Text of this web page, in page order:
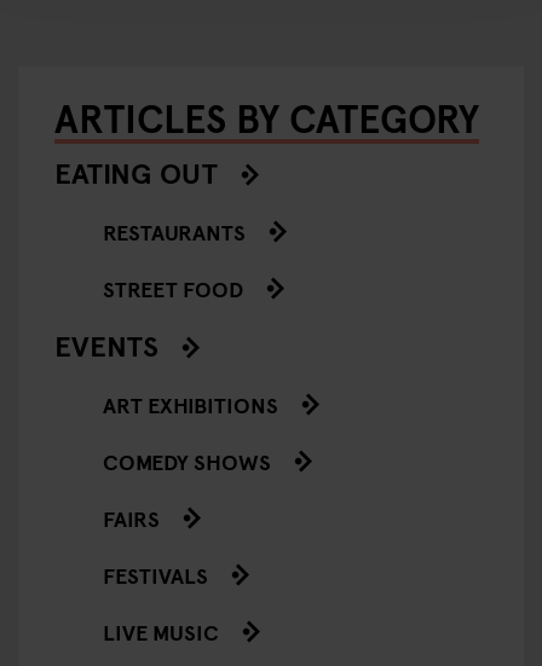
ARTICLES BY CATEGORY
EATING OUT
RESTAURANTS
STREET FOOD
EVENTS
ART EXHIBITIONS
COMEDY SHOWS
FAIRS
FESTIVALS
LIVE MUSIC